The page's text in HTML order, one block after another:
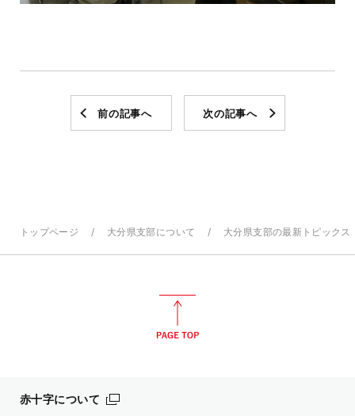
前の記事へ 次の記事へ
トップページ 大分県支部について 大分県支部の最新トピックス
赤十字について